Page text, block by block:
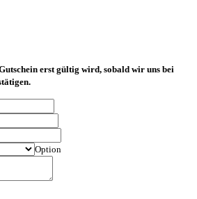
erst gültig wird, sobald wir uns bei
Option